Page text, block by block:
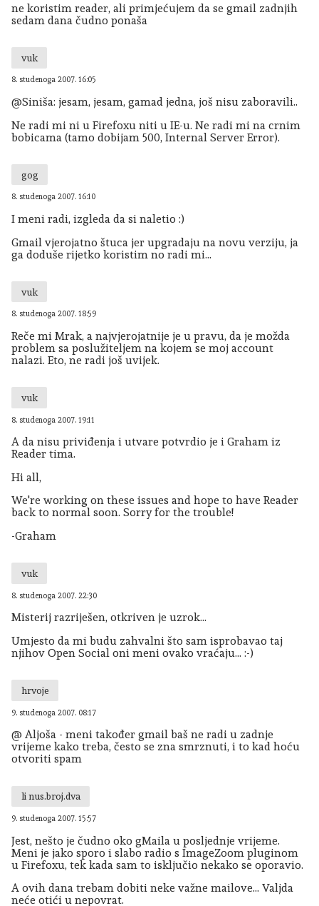
ne koristim reader, ali primjećujem da se gmail zadnjih
sedam dana čudno ponaša
vuk
8. studenoga 2007. 16:05
@Siniša: jesam, jesam, gamad jedna, još nisu zaboravili..
Ne radi mi ni u Firefoxu niti u IE-u. Ne radi mi na crnim
bobicama (tamo dobijam 500, Internal Server Error).
gog
8. studenoga 2007. 16:10
I meni radi, izgleda da si naletio :)
Gmail vjerojatno štuca jer upgradaju na novu verziju, ja
ga doduše rijetko koristim no radi mi...
vuk
8. studenoga 2007. 18:59
Reče mi Mrak, a najvjerojatnije je u pravu, da je možda
problem sa poslužiteljem na kojem se moj account
nalazi. Eto, ne radi još uvijek.
vuk
8. studenoga 2007. 19:11
A da nisu priviđenja i utvare potvrdio je i Graham iz
Reader tima.
Hi all,
We're working on these issues and hope to have Reader
back to normal soon. Sorry for the trouble!
-Graham
vuk
8. studenoga 2007. 22:30
Misterij razriješen, otkriven je uzrok...
Umjesto da mi budu zahvalni što sam isprobavao taj
njihov Open Social oni meni ovako vraćaju... :-)
hrvoje
9. studenoga 2007. 08:17
@ Aljoša - meni također gmail baš ne radi u zadnje
vrijeme kako treba, često se zna smrznuti, i to kad hoću
otvoriti spam
li nus.broj.dva
9. studenoga 2007. 15:57
Jest, nešto je čudno oko gMaila u posljednje vrijeme.
Meni je jako sporo i slabo radio s ImageZoom pluginom
u Firefoxu, tek kada sam to isključio nekako se oporavio.
A ovih dana trebam dobiti neke važne mailove... Valjda
neće otići u nepovrat.